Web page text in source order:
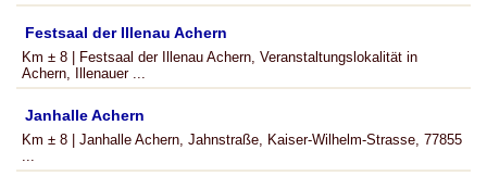
Festsaal der Illenau Achern
Km ± 8 | Festsaal der Illenau Achern, Veranstaltungslokalität in
Achern, Illenauer ...
Janhalle Achern
Km ± 8 | Janhalle Achern, Jahnstraße, Kaiser-Wilhelm-Strasse, 77855
...